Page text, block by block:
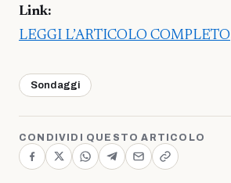
Link:
LEGGI L’ARTICOLO COMPLETO
Sondaggi
CONDIVIDI QUESTO ARTICOLO